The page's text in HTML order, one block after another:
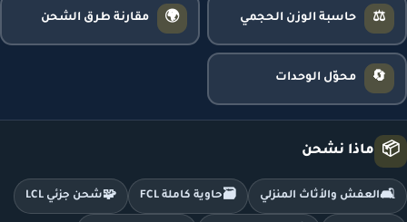
⚖️ حاسبة الوزن الحجمي 🌍 مقارنة طرق الشحن
🔄 محوّل الوحدات
📦 ماذا نشحن
🛋️العفش والأثاث المنزلي 🗃️حاوية كاملة FCL 🧩شحن جزئي LCL